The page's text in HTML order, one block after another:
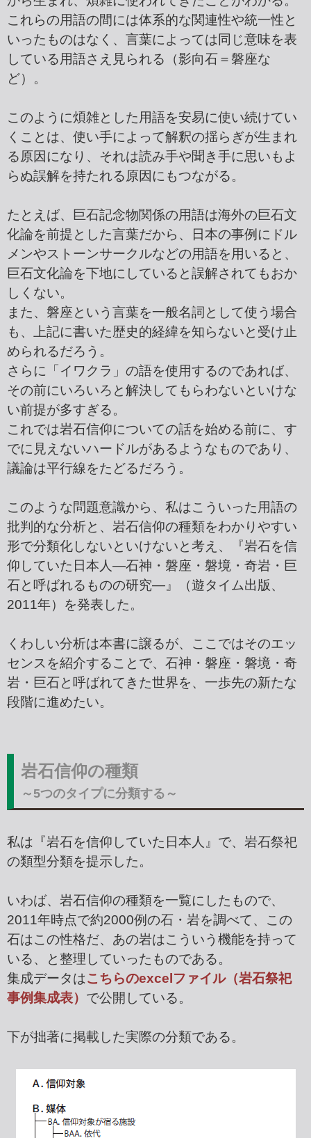
これらの用語の間には体系的な関連性や統一性と
いったものはなく、言葉によっては同じ意味を表
している用語さえ見られる（影向石＝磐座な
ど）。
このように煩雑とした用語を安易に使い続けてい
くことは、使い手によって解釈の揺らぎが生まれ
る原因になり、それは読み手や聞き手に思いもよ
らぬ誤解を持たれる原因にもつながる。
たとえば、巨石記念物関係の用語は海外の巨石文
化論を前提とした言葉だから、日本の事例にドル
メンやストーンサークルなどの用語を用いると、
巨石文化論を下地にしていると誤解されてもおか
しくない。
また、磐座という言葉を一般名詞として使う場合
も、上記に書いた歴史的経緯を知らないと受け止
められるだろう。
さらに「イワクラ」の語を使用するのであれば、
その前にいろいろと解決してもらわないといけな
い前提が多すぎる。
これでは岩石信仰についての話を始める前に、す
でに見えないハードルがあるようなものであり、
議論は平行線をたどるだろう。
このような問題意識から、私はこういった用語の
批判的な分析と、岩石信仰の種類をわかりやすい
形で分類化しないといけないと考え、『岩石を信
仰していた日本人―石神・磐座・磐境・奇岩・巨
石と呼ばれるものの研究―』（遊タイム出版、
2011年）を発表した。
くわしい分析は本書に譲るが、ここではそのエッ
センスを紹介することで、石神・磐座・磐境・奇
岩・巨石と呼ばれてきた世界を、一歩先の新たな
段階に進めたい。
岩石信仰の種類
～5つのタイプに分類する～
私は『岩石を信仰していた日本人』で、岩石祭祀
の類型分類を提示した。
いわば、岩石信仰の種類を一覧にしたもので、
2011年時点で約2000例の石・岩を調べて、この
石はこの性格だ、あの岩はこういう機能を持って
いる、と整理していったものである。
集成データはこちらのexcelファイル（岩石祭祀
事例集成表） で公開している。
下が拙著に掲載した実際の分類である。